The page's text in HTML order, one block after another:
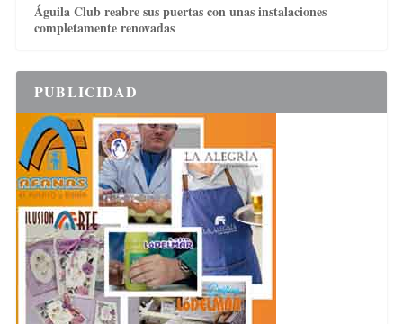
Águila Club reabre sus puertas con unas instalaciones
completamente renovadas
PUBLICIDAD